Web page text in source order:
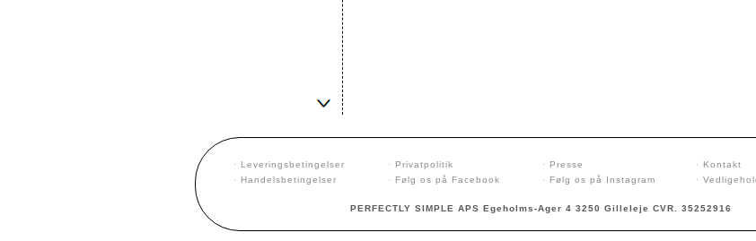
· Leveringsbetingelser · Privatpolitik · Presse · Kontakt
· Handelsbetingelser · Følg os på Facebook · Følg os på Instagram ·
PERFECTLY SIMPLE APS Egeholms-Ager 4 3250 Gilleleje CVR. 35252916